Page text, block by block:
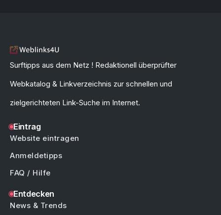
Surftipps aus dem Netz ! Redaktionell überprüfter
Webkatalog & Linkverzeichnis zur schnellen und
zielgerichteten Link-Suche im Internet.
Eintrag
Website eintragen
Anmeldetipps
FAQ / Hilfe
Entdecken
News & Trends